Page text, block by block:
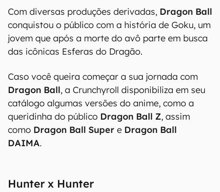
Com diversas produções derivadas, Dragon Ball
conquistou o público com a história de Goku, um
jovem que após a morte do avô parte em busca
das icônicas Esferas do Dragão.
Caso você queira começar a sua jornada com
Dragon Ball, a Crunchyroll disponibiliza em seu
catálogo algumas versões do anime, como a
queridinha do público Dragon Ball Z, assim
como Dragon Ball Super e Dragon Ball
DAIMA.
Hunter x Hunter